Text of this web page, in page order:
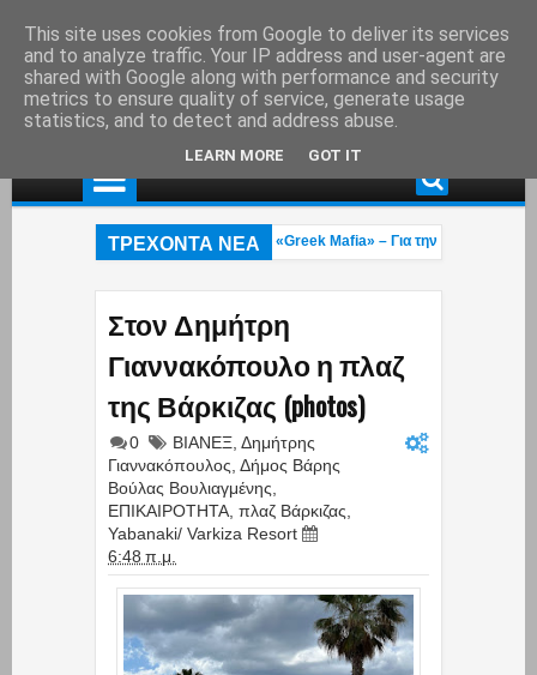
ΤΡΕΧΟΝΤΑ ΝΕΑ
στη Γερμανία εκτελεστής της «Greek Mafia» – Για την δολοφνία
Στον Δημήτρη
Γιαννακόπουλο η πλαζ
της Βάρκιζας (photos)
0 ΒΙΑΝΕΞ Δημήτρης
Γιαννακόπουλος Δήμος Βάρης
Βούλας Βουλιαγμένης
ΕΠΙΚΑΙΡΟΤΗΤΑ πλαζ Βάρκιζας
Yabanaki/ Varkiza Resort
6:48 π.μ.
This site uses cookies from Google to deliver its services
and to analyze traffic. Your IP address and user-agent are
shared with Google along with performance and security
metrics to ensure quality of service, generate usage
statistics, and to detect and address abuse.
LEARN MORE GOT IT